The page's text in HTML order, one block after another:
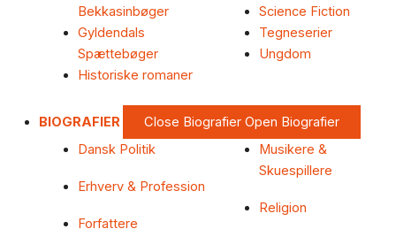
Bekkasinbøger
Gyldendals
Spættebøger
Historiske romaner
Science Fiction
Tegneserier
Ungdom
BIOGRAFIER Close Biografier Open Biografier
Dansk Politik
Erhverv & Profession
Forfattere
Musikere &
Skuespillere
Religion